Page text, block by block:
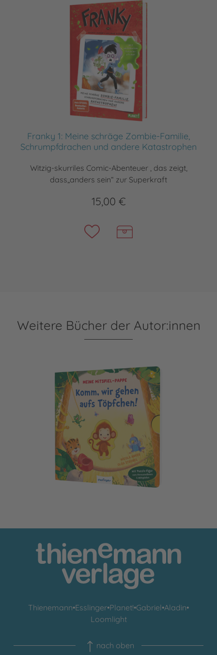
Franky 1: Meine schräge Zombie-Familie,
Schrumpfdrachen und andere Katastrophen
Witzig-skurriles Comic-Abenteuer , das zeigt,
dass„anders sein“ zur Superkraft
15,00 €
Weitere Bücher der Autor:innen
Meine Mitspiel-Pappe: Komm, wir gehen aufs Töpfchen!
Thienemann•Esslinger•Planet!•Gabriel•Aladin•
Loomlight
nach oben